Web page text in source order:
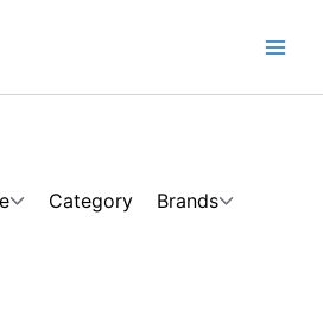
Category Brands